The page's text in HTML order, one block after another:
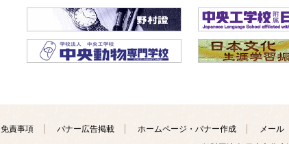
免責事項 バナー広告掲載 ホームページ・バナー作成 メール